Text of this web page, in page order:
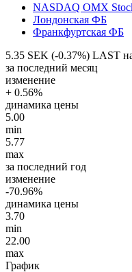
NASDAQ OMX
Лондонская ФБ
Франкфуртская ФБ
5.35 SEK (-0.37%) LAST
за последний месяц
изменение
+ 0.56%
динамика цены
5.00
min
5.77
max
за последний год
изменение
-70.96%
динамика цены
3.70
min
22.00
max
График